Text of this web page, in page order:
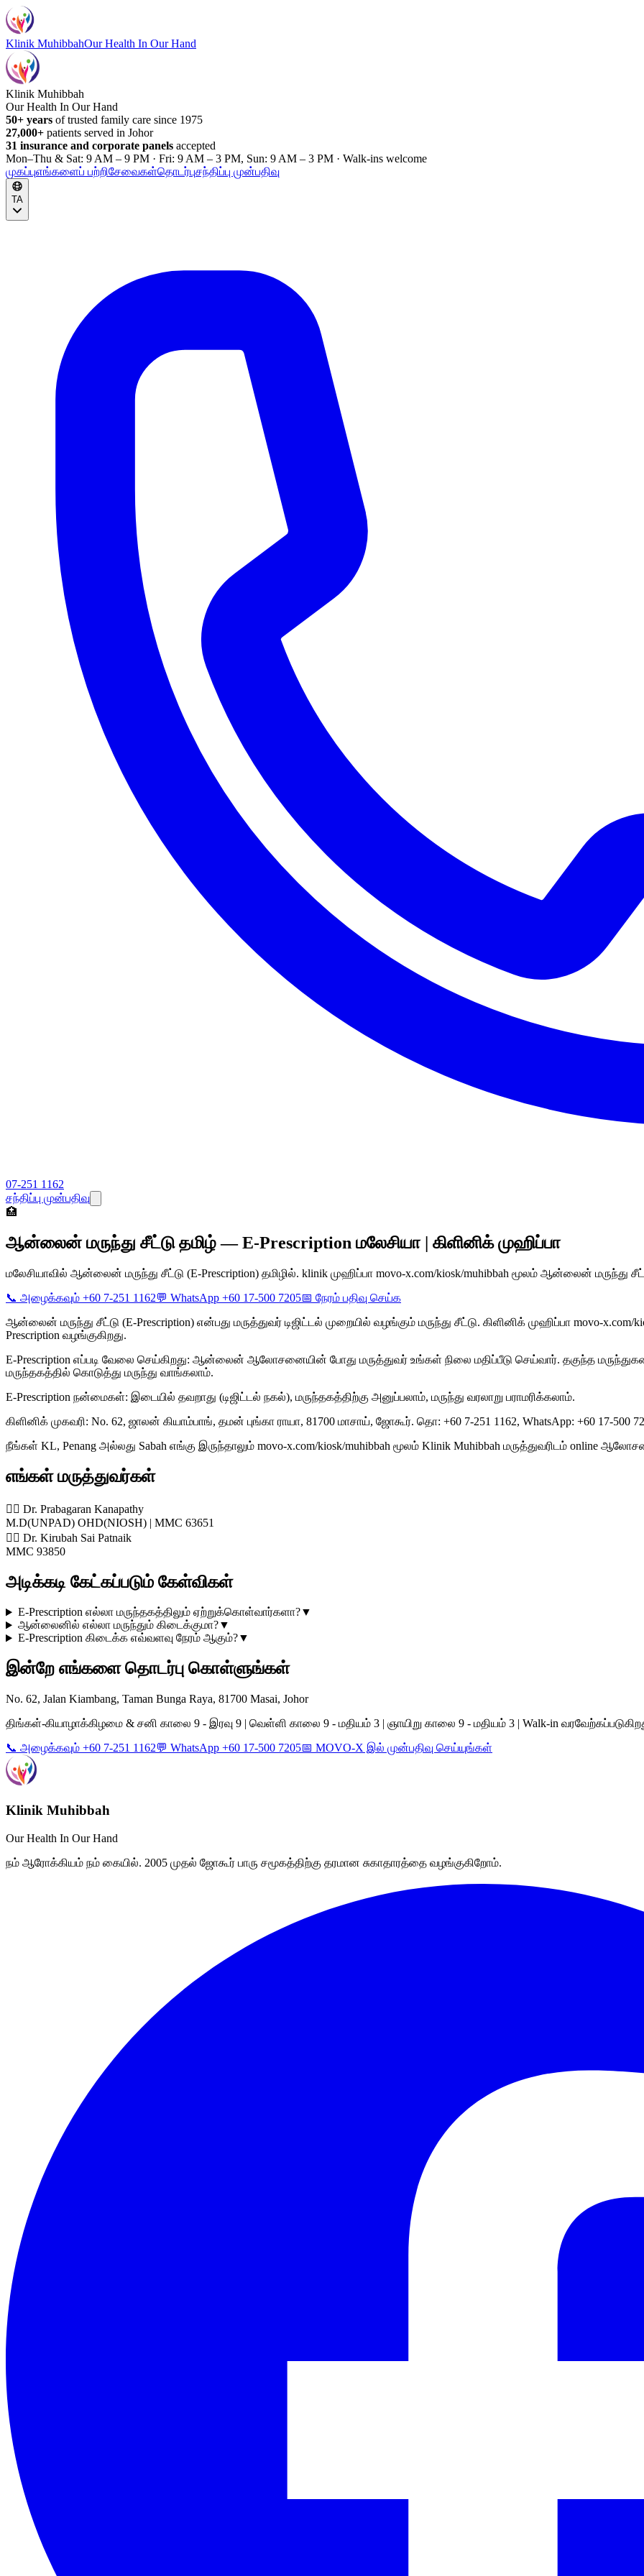
Klinik MuhibbahOur Health In Our Hand
Klinik Muhibbah
Our Health In Our Hand
50+ years of trusted family care since 1975
27,000+ patients served in Johor
31 insurance and corporate panels accepted
Mon–Thu & Sat: 9 AM – 9 PM · Fri: 9 AM – 3 PM, Sun: 9 AM – 3 PM · Walk-ins welcome
முகப்புஎங்களைப் பற்றிசேவைகள்தொடர்புசந்திப்பு முன்பதிவு
TA
07-251 1162
சந்திப்பு முன்பதிவு
🏥
ஆன்லைன் மருந்து சீட்டு தமிழ் — E-Prescription மலேசியா | கிளினிக் முஹிப்பா
மலேசியாவில் ஆன்லைன் மருந்து சீட்டு (E-Prescription) தமிழில். klinik முஹிப்பா movo-x.com/kiosk/muhibbah மூலம் ஆன்லைன் மருந்து
📞 அழைக்கவும் +60 7-251 1162💬 WhatsApp +60 17-500 7205📅 நேரம் பதிவு செய்க
ஆன்லைன் மருந்து சீட்டு (E-Prescription) என்பது மருத்துவர் டிஜிட்டல் முறையில் வழங்கும் மருந்து சீட்டு. கிளினிக் முஹிப்பா movo-
Prescription வழங்குகிறது.
E-Prescription எப்படி வேலை செய்கிறது: ஆன்லைன் ஆலோசனையின் போது மருத்துவர் உங்கள் நிலை மதிப்பீடு செய்வார். தகுந்த
மருந்தகத்தில் கொடுத்து மருந்து வாங்கலாம்.
E-Prescription நன்மைகள்: இடையில் தவறாது (டிஜிட்டல் நகல்), மருந்தகத்திற்கு அனுப்பலாம், மருந்து வரலாறு பராமரிக்கலாம்.
கிளினிக் முகவரி: No. 62, ஜாலன் கியாம்பாங், தமன் புங்கா ராயா, 81700 மாசாய், ஜோகூர். தொ: +60 7-251 1162, WhatsApp: +60 17-500
நீங்கள் KL, Penang அல்லது Sabah எங்கு இருந்தாலும் movo-x.com/kiosk/muhibbah மூலம் Klinik Muhibbah மருத்துவரிடம் online
எங்கள் மருத்துவர்கள்
👨‍⚕️ Dr. Prabagaran Kanapathy
M.D(UNPAD) OHD(NIOSH) | MMC 63651
👨‍⚕️ Dr. Kirubah Sai Patnaik
MMC 93850
அடிக்கடி கேட்கப்படும் கேள்விகள்
E-Prescription எல்லா மருந்தகத்திலும் ஏற்றுக்கொள்வார்களா?▼
ஆன்லைனில் எல்லா மருந்தும் கிடைக்குமா?▼
E-Prescription கிடைக்க எவ்வளவு நேரம் ஆகும்?▼
இன்றே எங்களை தொடர்பு கொள்ளுங்கள்
No. 62, Jalan Kiambang, Taman Bunga Raya, 81700 Masai, Johor
திங்கள்-கியாழாக்கிழமை & சனி காலை 9 - இரவு 9 | வெள்ளி காலை 9 - மதியம் 3 | ஞாயிறு காலை 9 - மதியம் 3 | Walk-in
📞 அழைக்கவும் +60 7-251 1162💬 WhatsApp +60 17-500 7205📅 MOVO-X இல் முன்பதிவு செய்யுங்கள்
Klinik Muhibbah
Our Health In Our Hand
நம் ஆரோக்கியம் நம் கையில். 2005 முதல் ஜோகூர் பாரு சமூகத்திற்கு தரமான சுகாதாரத்தை வழங்குகிறோம்.